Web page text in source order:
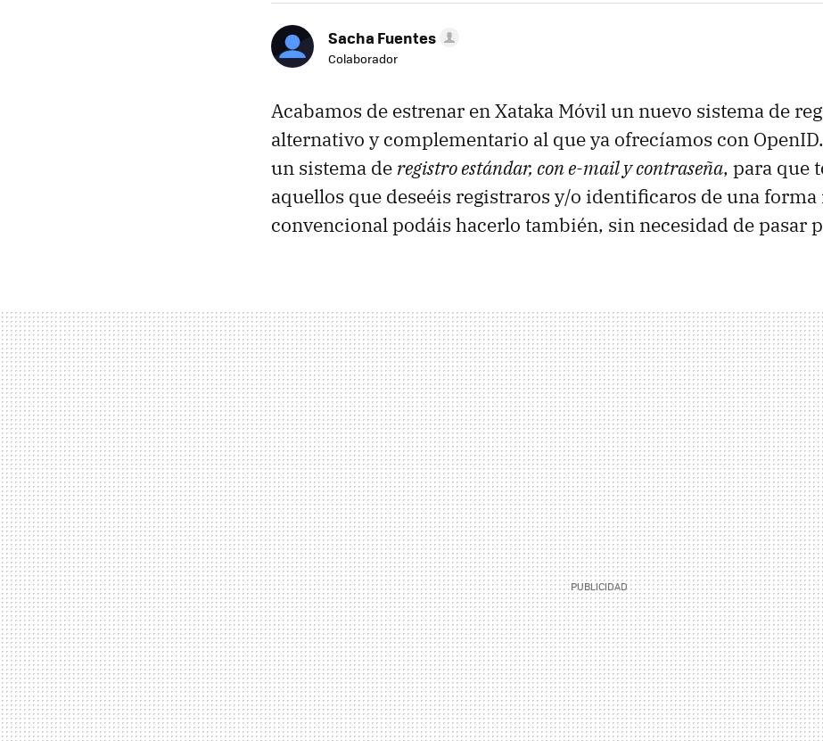
Sacha Fuentes
Colaborador
Acabamos de estrenar en Xataka Móvil un nuevo sistema de
alternativo y complementario al que ya ofrecíamos con
un sistema de registro estándar, con e-mail y contraseña, para que
aquellos que deseéis registraros y/o identificaros de una forma
convencional podáis hacerlo también, sin necesidad de pasar